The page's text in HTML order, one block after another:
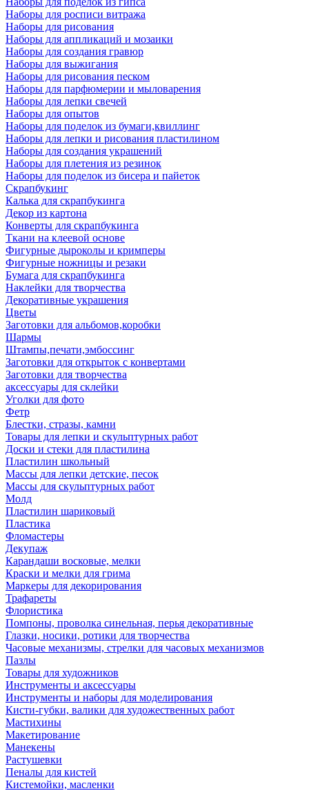
Наборы для росписи витража
Наборы для рисования
Наборы для аппликаций и мозаики
Наборы для создания гравюр
Наборы для выжигания
Наборы для рисования песком
Наборы для парфюмерии и мыловарения
Наборы для лепки свечей
Наборы для опытов
Наборы для поделок из бумаги,квиллинг
Наборы для лепки и рисования пластилином
Наборы для создания украшений
Наборы для плетения из резинок
Наборы для поделок из бисера и пайеток
Скрапбукинг
Калька для скрапбукинга
Декор из картона
Конверты для скрапбукинга
Ткани на клеевой основе
Фигурные дыроколы и кримперы
Фигурные ножницы и резаки
Бумага для скрапбукинга
Наклейки для творчества
Декоративные украшения
Цветы
Заготовки для альбомов,коробки
Шармы
Штампы,печати,эмбоссинг
Заготовки для открыток с конвертами
Заготовки для творчества
аксессуары для склейки
Уголки для фото
Фетр
Блестки, стразы, камни
Товары для лепки и скульптурных работ
Доски и стеки для пластилина
Пластилин школьный
Массы для лепки детские, песок
Массы для скульптурных работ
Молд
Пластилин шариковый
Пластика
Фломастеры
Декупаж
Карандаши восковые, мелки
Краски и мелки для грима
Маркеры для декорирования
Трафареты
Флористика
Помпоны, проволка синельная, перья декоративные
Глазки, носики, ротики для творчества
Часовые механизмы, стрелки для часовых механизмов
Пазлы
Товары для художников
Инструменты и аксессуары
Инструменты и наборы для моделирования
Кисти-губки, валики для художественных работ
Мастихины
Макетирование
Манекены
Растушевки
Пеналы для кистей
Кистемойки, масленки